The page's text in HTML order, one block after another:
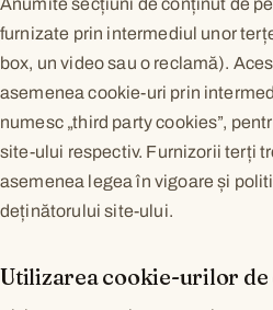
Anumite secțiuni de conținut de
furnizate prin intermediul unor
box, un video sau o reclamă).
asemenea cookie-uri prin
numesc „third party cookies”,
site-ului respectiv. Furnizorii terți
asemenea legea în vigoare și
deținătorului site-ului.
Utilizarea cookie-urilor de